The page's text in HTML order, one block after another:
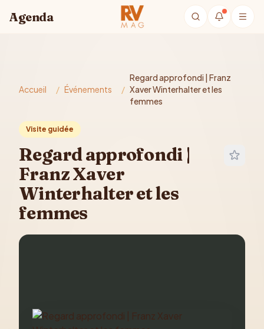
Agenda
Accueil / Événements /
Regard approfondi | Franz
Xaver Winterhalter et les
femmes
Visite guidée
Regard approfondi |
Franz Xaver
Winterhalter et les
femmes